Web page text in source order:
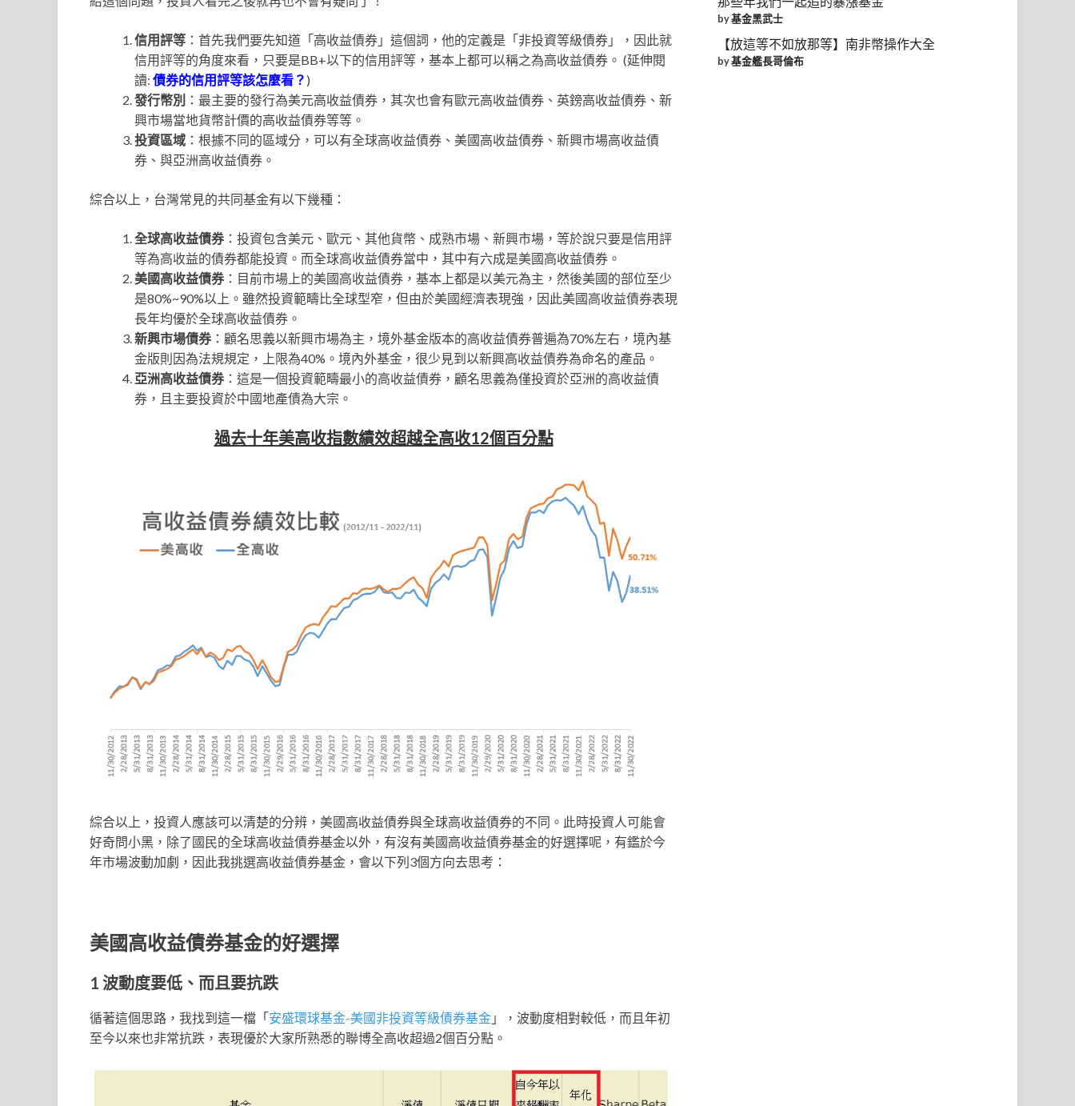
信用評等 ：首先我們要先知道「高收益債券」這個詞，他的定義是「非投資等級債券」，因此就
信用評等的角度來看，只要是BB+以下的信用評等，基本上都可以稱之為高收益債券。 (延伸閱
讀: 債券的信用評等該怎麼看？ )
發行幣別 ：最主要的發行為美元高收益債券，其次也會有歐元高收益債券、英鎊高收益債券、新
興市場當地貨幣計價的高收益債券等等。
投資區域 ：根據不同的區域分，可以有全球高收益債券、美國高收益債券、新興市場高收益債
券、與亞洲高收益債券。
綜合以上，台灣常見的共同基金有以下幾種：
全球高收益債券：投資包含美元、歐元、其他貨幣、成熟市場、新興市場，等於說只要是信用評
等為高收益的債券都能投資。而全球高收益債券當中，其中有六成是美國高收益債券。
美國高收益債券：目前市場上的美國高收益債券，基本上都是以美元為主，然後美國的部位至少
是80%~90%以上。雖然投資範疇比全球型窄，但由於美國經濟表現強，因此美國高收益債券表現
長年均優於全球高收益債券。
新興市場債券：顧名思義以新興市場為主，境外基金版本的高收益債券普遍為70%左右，境內基
金版則因為法規規定，上限為40%。境內外基金，很少見到以新興高收益債券為命名的產品。
亞洲高收益債券：這是一個投資範疇最小的高收益債券，顧名思義為僅投資於亞洲的高收益債
券，且主要投資於中國地產債為大宗。
過去十年美高收指數績效超越全高收12個百分點
綜合以上，投資人應該可以清楚的分辨，美國高收益債券與全球高收益債券的不同。此時投資人可能會
好奇問小黑，除了國民的全球高收益債券基金以外，有沒有美國高收益債券基金的好選擇呢，有鑑於今
年市場波動加劇，因此我挑選高收益債券基金，會以下列3個方向去思考：
美國高收益債券基金的好選擇
1 波動度要低、而且要抗跌
循著這個思路，我找到這一檔「安盛環球基金-美國非投資等級債券基金 」，波動度相對較低，而且年初
至今以來也非常抗跌，表現優於大家所熟悉的聯博全高收超過2個百分點。
by基金黑武士
【放這等不如放那等】南非幣操作大全
by基金艦長哥倫布